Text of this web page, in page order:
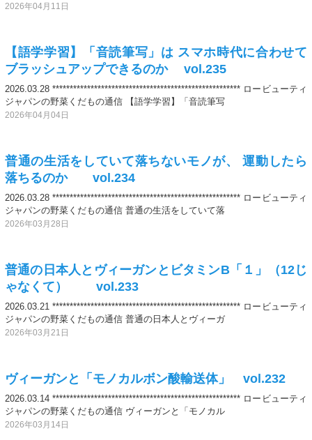
2026年04月11日
【語学学習】「音読筆写」は スマホ時代に合わせて
ブラッシュアップできるのか vol.235
2026.03.28 ****************************************************** ロービューティ
ジャパンの野菜くだもの通信 【語学学習】「音読筆写
2026年04月04日
普通の生活をしていて落ちないモノが、 運動したら
落ちるのか vol.234
2026.03.28 ****************************************************** ロービューティ
ジャパンの野菜くだもの通信 普通の生活をしていて落
2026年03月28日
普通の日本人とヴィーガンとビタミンB「１」（12じ
ゃなくて） vol.233
2026.03.21 ****************************************************** ロービューティ
ジャパンの野菜くだもの通信 普通の日本人とヴィーガ
2026年03月21日
ヴィーガンと「モノカルボン酸輸送体」 vol.232
2026.03.14 ****************************************************** ロービューティ
ジャパンの野菜くだもの通信 ヴィーガンと「モノカル
2026年03月14日